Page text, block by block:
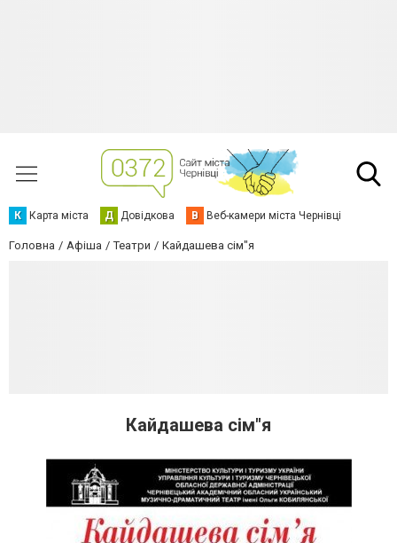
К Карта міста Д Довідкова В Веб-камери міста Чернівці
Головна Афіша Театри Кайдашева сім"я
Кайдашева сім"я